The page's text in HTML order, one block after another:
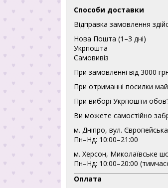
Способи доставки
Відправка замовлення
Нова Пошта (1–3 дні)
Укрпошта
Самовивіз
При замовленні від 3000
При отриманні посилки
При виборі Укрпошти
Ви можете самостійно
м. Дніпро, вул.
Пн–Нд: 10:00–21:00
м. Херсон, Миколаївське
Пн–Нд: 10:00–20:00
Оплата